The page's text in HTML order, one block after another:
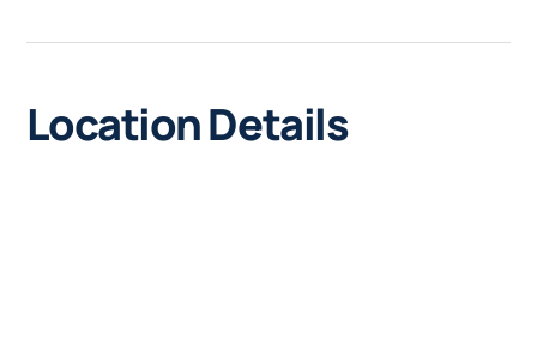
Location Details